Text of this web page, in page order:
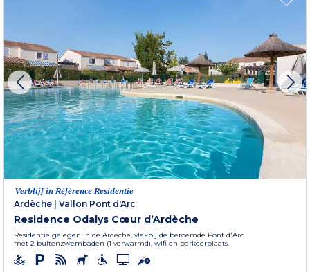
Verblijf in Référence Residentie
Ardèche
Vallon Pont d'Arc
Residence Odalys Cœur d’Ardèche
Residentie gelegen in de Ardèche, vlakbij de beroemde Pont d'Arc
met 2 buitenzwembaden (1 verwarmd), wifi en parkeerplaats.